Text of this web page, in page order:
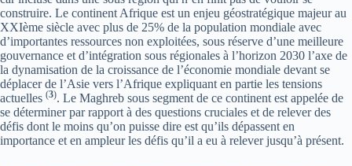
construire. Le continent Afrique est un enjeu géostratégique majeur au
XXIème siècle avec plus de 25% de la population mondiale avec
d’importantes ressources non exploitées, sous réserve d’une meilleure
gouvernance et d’intégration sous régionales à l’horizon 2030 l’axe de
la dynamisation de la croissance de l’économie mondiale devant se
déplacer de l’Asie vers l’Afrique expliquant en partie les tensions
actuelles (3). Le Maghreb sous segment de ce continent est appelée de
se déterminer par rapport à des questions cruciales et de relever des
défis dont le moins qu’on puisse dire est qu’ils dépassent en
importance et en ampleur les défis qu’il a eu à relever jusqu’à présent.